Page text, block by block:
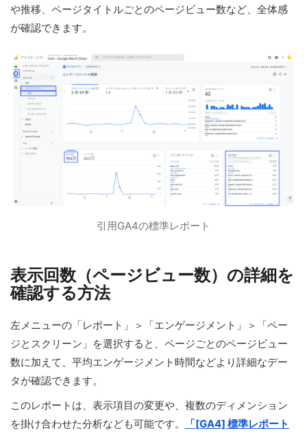
や推移、ページタイトルごとのページビュー数など、全体感
が確認できます。
引用GA4の標準レポート
表示回数（ページビュー数）の詳細を
確認する方法
左メニューの「レポート」＞「エンゲージメント」＞「ペー
ジとスクリーン」を選択すると、ページごとのページビュー
数に加えて、平均エンゲージメント時間などより詳細なデー
タが確認できます。
このレポートは、表示項目の変更や、複数のディメンション
を掛け合わせた分析なども可能です。
「[GA4] 標準レポート